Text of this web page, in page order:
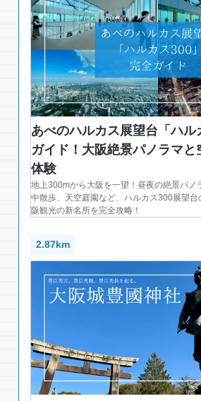
あべのハルカス展望台「ハル
ガイド！大阪絶景パノラマと
体験
地上300mから大阪を一望！昼夜の絶景パノ
中散歩、天空庭園など、ハルカス300展望
阪観光の新名所を完全攻略！
2.87km